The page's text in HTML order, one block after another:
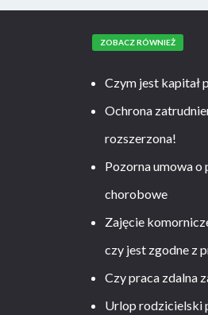
ZOBACZ RÓWNIEŻ
Czym jest kapitał
Ochrona
rozszerzona!
Pozorna umowa o
chorobowe
Zajęcie
czy jest zgodne z
Czy praca zdalna
Urlop rodzicielski